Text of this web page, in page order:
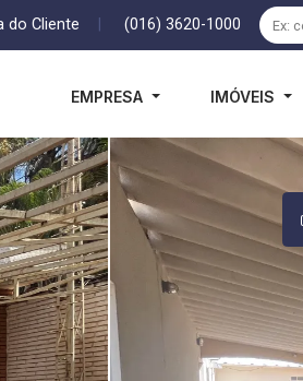
do Cliente (016) 3620-1000
EMPRESA IMÓVEIS